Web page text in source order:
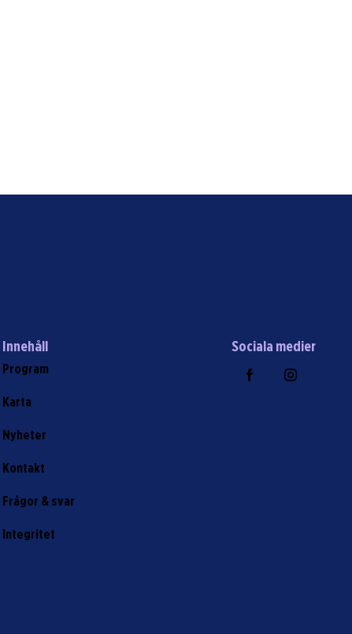
Innehåll
Program
Karta
Nyheter
Kontakt
Frågor & svar
Integritet
Sociala medier